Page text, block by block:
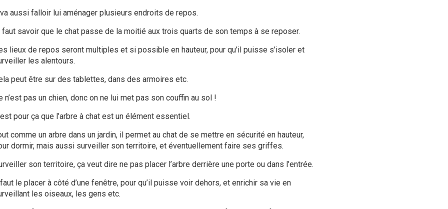
aussi falloir lui aménager plusieurs endroits de repos.
faut savoir que le chat passe de la moitié aux trois quarts de son temps à se reposer.
lieux de repos seront multiples et si possible en hauteur, pour qu’il puisse s’isoler et
les alentours.
peut être sur des tablettes, dans des armoires etc.
n’est pas un chien, donc on ne lui met pas son couffin au sol !
pour ça que l’arbre à chat est un élément essentiel.
comme un arbre dans un jardin, il permet au chat de se mettre en sécurité en hauteur,
dormir, mais aussi surveiller son territoire, et éventuellement faire ses griffes.
son territoire, ça veut dire ne pas placer l’arbre derrière une porte ou dans l’entrée.
le placer à côté d’une fenêtre, pour qu’il puisse voir dehors, et enrichir sa vie en
les oiseaux, les gens etc.